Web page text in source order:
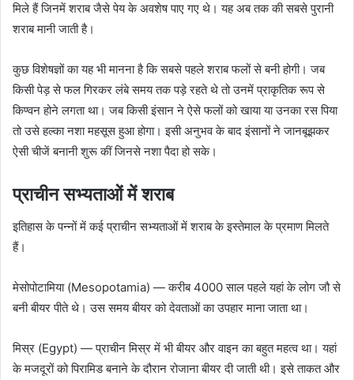
मिले हैं जिनमें शराब जैसे पेय के अवशेष पाए गए थे। यह अब तक की सबसे पुरानी
शराब मानी जाती है।
कुछ विशेषज्ञों का यह भी मानना है कि सबसे पहले शराब फलों से बनी होगी। जब
किसी पेड़ से फल गिरकर लंबे समय तक पड़े रहते थे तो उनमें प्राकृतिक रूप से
किण्वन होने लगता था। जब किसी इंसान ने ऐसे फलों को खाया या उनका रस पिया
तो उसे हल्का नशा महसूस हुआ होगा। इसी अनुभव के बाद इंसानों ने जानबूझकर
ऐसी चीजें बनानी शुरू कीं जिनसे नशा पैदा हो सके।
प्राचीन सभ्यताओं में शराब
इतिहास के पन्नों में कई प्राचीन सभ्यताओं में शराब के इस्तेमाल के प्रमाण मिलते
हैं।
मेसोपोटामिया (Mesopotamia) — करीब 4000 साल पहले यहां के लोग जौ से
बनी बीयर पीते थे। उस समय बीयर को देवताओं का उपहार माना जाता था।
मिस्र (Egypt) — प्राचीन मिस्र में भी बीयर और वाइन का बहुत महत्व था। यहां
के मजदूरों को पिरामिड बनाने के दौरान रोजाना बीयर दी जाती थी। इसे ताकत और